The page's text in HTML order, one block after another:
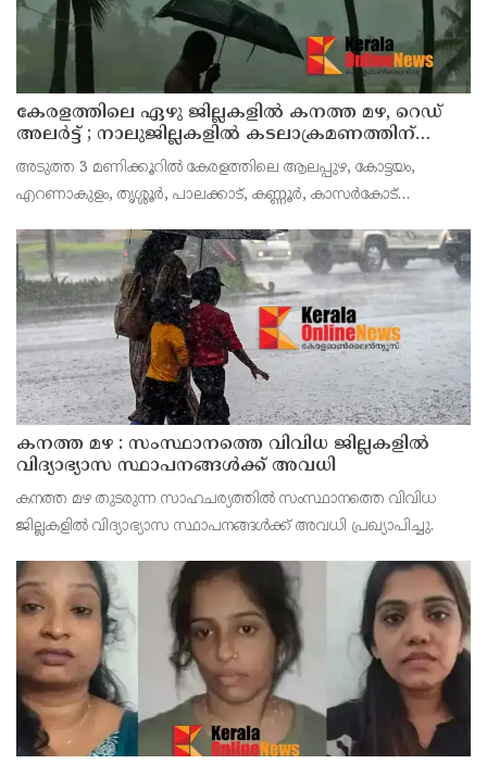
കേരളത്തിലെ ഏഴു ജില്ലകളിൽ കനത്ത മഴ, റെഡ്
അലർട്ട് ; നാലുജില്ലകളിൽ കടലാക്രമണത്തിന്
സാധ്യത
അടുത്ത 3 മണിക്കൂറിൽ കേരളത്തിലെ ആലപ്പുഴ, കോട്ടയം,
എറണാകുളം, തൃശ്ശൂർ, പാലക്കാട്, കണ്ണൂർ, കാസർകോട്
ശക്തമായ മഴയ്ക്കും മണിക്കൂറിൽ 50 കി.മീ വ
കനത്ത മഴ : സംസ്ഥാനത്തെ വിവിധ ജില്ലകളിൽ
വിദ്യാഭ്യാസ സ്ഥാപനങ്ങൾക്ക് അവധി
കനത്ത മഴ തുടരുന്ന സാഹചര്യത്തിൽ സംസ്ഥാനത്തെ വിവിധ
ജില്ലകളിൽ വിദ്യാഭ്യാസ സ്ഥാപനങ്ങൾക്ക് അവധി പ്രഖ്യാപിച്ചു.